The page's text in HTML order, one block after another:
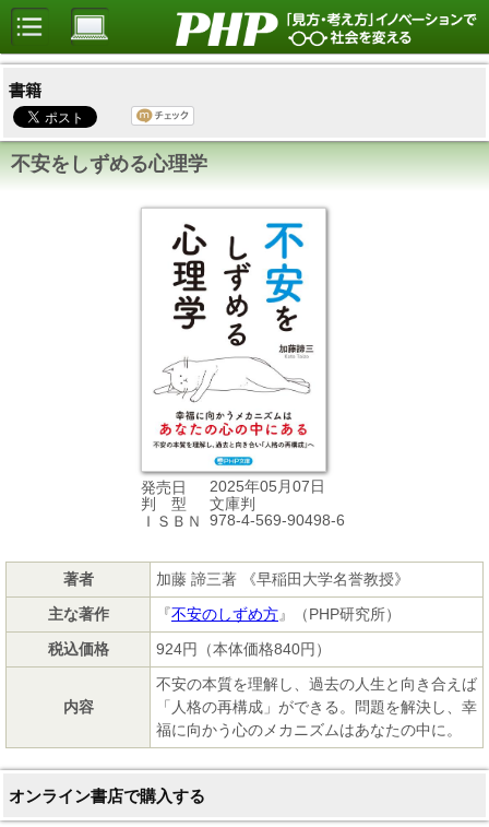
書籍
不安をしずめる心理学
発売日
2025年05月07日
判 型
文庫判
ＩＳＢＮ
978-4-569-90498-6
著者
加藤 諦三著 《早稲田大学名誉教授》
主な著作
『不安のしずめ方』（PHP研究所）
税込価格
924円（本体価格840円）
内容
不安の本質を理解し、過去の人生と向き合えば
「人格の再構成」ができる。問題を解決し、幸
福に向かう心のメカニズムはあなたの中に。
オンライン書店で購入する